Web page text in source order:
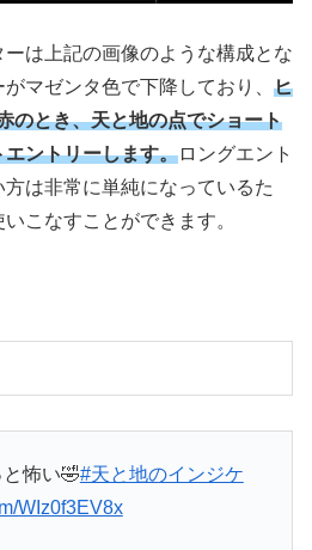
は上記の画像のような構成とな
マゼンタ色で下降しており、 ヒ
のとき、天と地の点でショート
ントリーします。ロングエント
は非常に単純になっているた
こなすことができます。
怖い🤣#天と地のインジケ
WIz0f3EV8x